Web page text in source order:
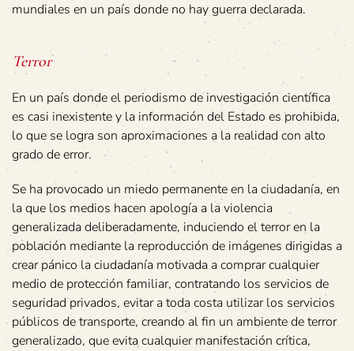
mundiales en un país donde no hay guerra declarada.
Terror
En un país donde el periodismo de investigación científica
es casi inexistente y la información del Estado es prohibida,
lo que se logra son aproximaciones a la realidad con alto
grado de error.
Se ha provocado un miedo permanente en la ciudadanía, en
la que los medios hacen apología a la violencia
generalizada deliberadamente, induciendo el terror en la
población mediante la reproducción de imágenes dirigidas a
crear pánico la ciudadanía motivada a comprar cualquier
medio de protección familiar, contratando los servicios de
seguridad privados, evitar a toda costa utilizar los servicios
públicos de transporte, creando al fin un ambiente de terror
generalizado, que evita cualquier manifestación crítica,